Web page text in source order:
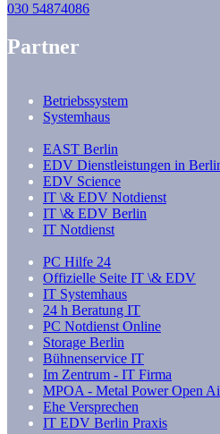
030 54874086
Partner
Betriebssystem
Systemhaus
EAST Berlin
EDV Dienstleistungen in
EDV Science
IT \& EDV Notdienst
IT \& EDV Berlin
IT Notdienst
PC Hilfe 24
Offizielle Seite IT \& EDV
IT Systemhaus
24 h Beratung IT
PC Notdienst Online
Storage Berlin
Bühnenservice IT
Im Zentrum - IT Firma
MPOA - Metal Power Open
Ehe Versprechen
IT EDV Berlin Praxis